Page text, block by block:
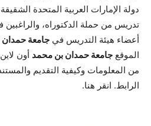
دولة الإمارات العربية المتحدة
تدريس من حملة الدكتوراه،
أعضاء هيئة التدريس في جامعة
الموقع جامعة حمدان بن محمد أون
من المعلومات وكيفية التقديم
الرابط. انقر هنا.